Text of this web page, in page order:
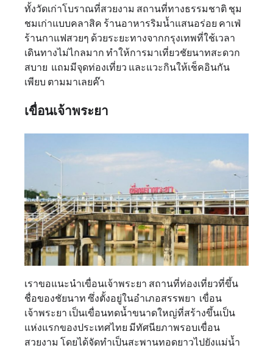
ทั้งวัดเก่าโบราณที่สวยงาม สถานที่ทางธรรมชาติ ชุม
ชมเก่าแบบคลาสิค ร้านอาหารริมน้ำแสนอร่อย คาเฟ่
ร้านกาแฟสวยๆ ด้วยระยะทางจากกรุงเทพที่ใช้เวลา
เดินทางไม่ไกลมาก ทำให้การมาเที่ยวชัยนาทสะดวก
สบาย แถมมีจุดท่องเที่ยว และแวะกินให้เช็คอินกัน
เพียบ ตามมาเลยค๊า
เขื่อนเจ้าพระยา
เราขอแนะนำเขื่อนเจ้าพระยา สถานที่ท่องเที่ยวที่ขึ้น
ชื่อของชัยนาท ซึ่งตั้งอยู่ในอำเภอสรรพยา เขื่อน
เจ้าพระยา เป็นเขื่อนทดน้ำขนาดใหญ่ที่สร้างขึ้นเป็น
แห่งแรกของประเทศไทย มีทัศนียภาพรอบเขื่อน
สวยงาม โดยได้จัดทำเป็นสะพานทอดยาวไปยังแม่น้ำ